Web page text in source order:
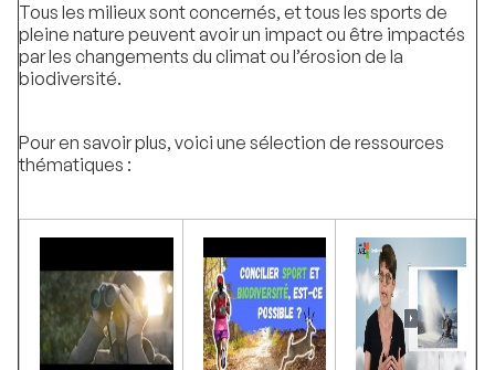
Tous les milieux sont concernés, et tous les sports de
pleine nature peuvent avoir un impact ou être impactés
par les changements du climat ou l’érosion de la
biodiversité.
Pour en savoir plus, voici une sélection de ressources
thématiques :